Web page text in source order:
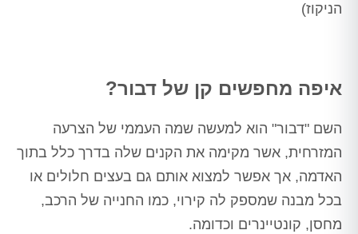
הניקוז)
איפה מחפשים קן של דבור?
השם "דבור" הוא למעשה שמה העממי של הצרעה
המזרחית, אשר מקימה את הקנים שלה בדרך כלל בתוך
האדמה, אך אפשר למצוא אותם גם בעצים חלולים או
בכל מבנה שמספק לה קירוי, כמו החנייה של הרכב,
מחסן, קונטיינרים וכדומה.